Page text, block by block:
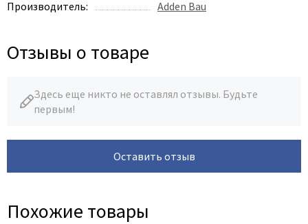
Lockstyle
Miksal
Oro - Oro
Производитель:
Adden Bau
Отзывы о товаре
Здесь еще никто не оставлял отзывы. Будьте
первым!
Оставить отзыв
Похожие товары